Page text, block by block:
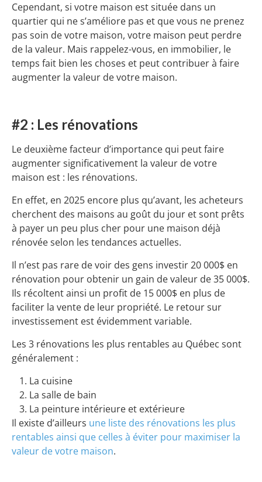
Cependant, si votre maison est située dans un
quartier qui ne s’améliore pas et que vous ne prenez
pas soin de votre maison, votre maison peut perdre
de la valeur. Mais rappelez-vous, en immobilier, le
temps fait bien les choses et peut contribuer à faire
augmenter la valeur de votre maison.
#2 : Les rénovations
Le deuxième facteur d’importance qui peut faire
augmenter significativement la valeur de votre
maison est : les rénovations.
En effet, en 2025 encore plus qu’avant, les acheteurs
cherchent des maisons au goût du jour et sont prêts
à payer un peu plus cher pour une maison déjà
rénovée selon les tendances actuelles.
Il n’est pas rare de voir des gens investir 20 000$ en
rénovation pour obtenir un gain de valeur de 35 000$.
Ils récoltent ainsi un profit de 15 000$ en plus de
faciliter la vente de leur propriété. Le retour sur
investissement est évidemment variable.
Les 3 rénovations les plus rentables au Québec sont
généralement :
La cuisine
La salle de bain
La peinture intérieure et extérieure
Il existe d’ailleurs une liste des rénovations les plus
rentables ainsi que celles à éviter pour maximiser la
valeur de votre maison.